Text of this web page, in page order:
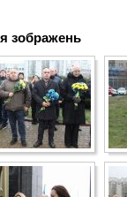
зображень